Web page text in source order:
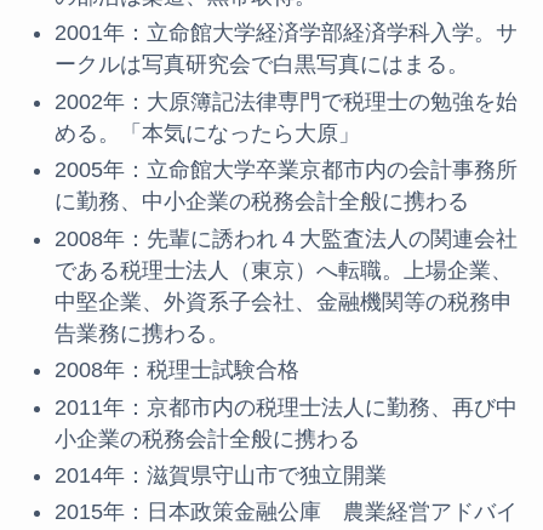
2001年：立命館大学経済学部経済学科入学。サ
ークルは写真研究会で白黒写真にはまる。
2002年：大原簿記法律専門で税理士の勉強を始
める。「本気になったら大原」
2005年：立命館大学卒業京都市内の会計事務所
に勤務、中小企業の税務会計全般に携わる
2008年：先輩に誘われ４大監査法人の関連会社
である税理士法人（東京）へ転職。上場企業、
中堅企業、外資系子会社、金融機関等の税務申
告業務に携わる。
2008年：税理士試験合格
2011年：京都市内の税理士法人に勤務、再び中
小企業の税務会計全般に携わる
2014年：滋賀県守山市で独立開業
2015年：日本政策金融公庫 農業経営アドバイ